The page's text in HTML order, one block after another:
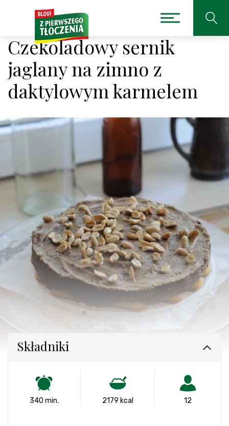
Czekoladowy sernik
jaglany na zimno z
daktylowym karmelem
Składniki
340 min. 2179 kcal 12